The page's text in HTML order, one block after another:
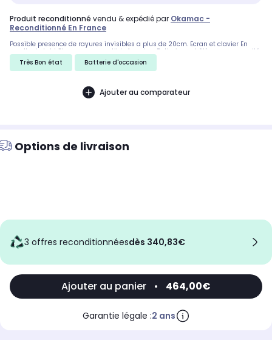
produit reconditionné vendu & expédié par Okamac -
Reconditionné En France
Possible presence de rayures invisibles a plus de 20cm. Ecran et clavier En
excellent etat ! Chargeur compatible fournis - Batterie contrôlée, avec capacité
de 85% minimum, adaptée à une utilisation quotidienne.
Très Bon état Batterie d'occasion
Ajouter au comparateur
Options de livraison
3 offres reconditionnées dès 340,83€
Ajouter au panier • 464,00€
Garantie légale :2 ans